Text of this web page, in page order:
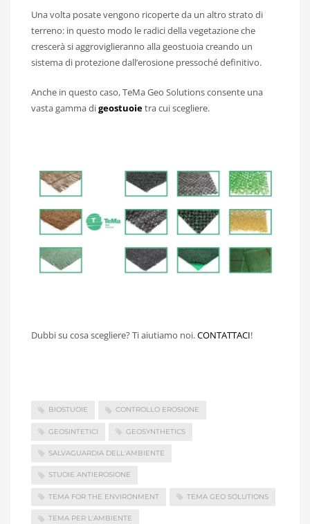
Una volta posate vengono ricoperte da un altro strato di
terreno: in questo modo le radici della vegetazione che
crescerà si aggroviglieranno alla geostuoia creando un
sistema di protezione dall’erosione pressoché definitivo.
Anche in questo caso, TeMa Geo Solutions consente una
vasta gamma digeostuoietra cui scegliere.
Dubbi su cosa scegliere? Ti aiutiamo noi.CONTATTACI!
BIOSTUOIE CONTROLLO EROSIONE
GEOSINTETICI GEOSYNTHETICS
SALVAGUARDIA DELL'AMBIENTE
STUOIE ANTIEROSIONE
TEMA FOR THE ENVIRONMENT TEMA GEO SOLUTIONS
TEMA PER L'AMBIENTE